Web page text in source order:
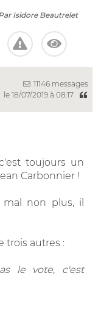
Isidore Beautrelet
11146 messages
le 18/07/2019 à 08:17
toujours un
Carbonnier !
non plus, il
trois autres :
le vote, c'est